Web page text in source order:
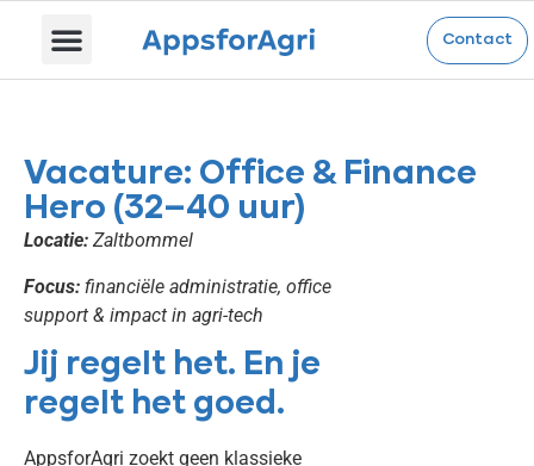
Contact
Vacature: Office & Finance
Hero (32–40 uur)
Locatie: Zaltbommel
Focus: financiële administratie, office
support & impact in agri-tech
Jij regelt het. En je
regelt het goed.
AppsforAgri zoekt geen klassieke